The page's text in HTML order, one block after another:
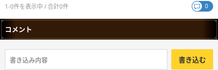
1-0件を表示中 / 合計0件 0
コメント
書き込む